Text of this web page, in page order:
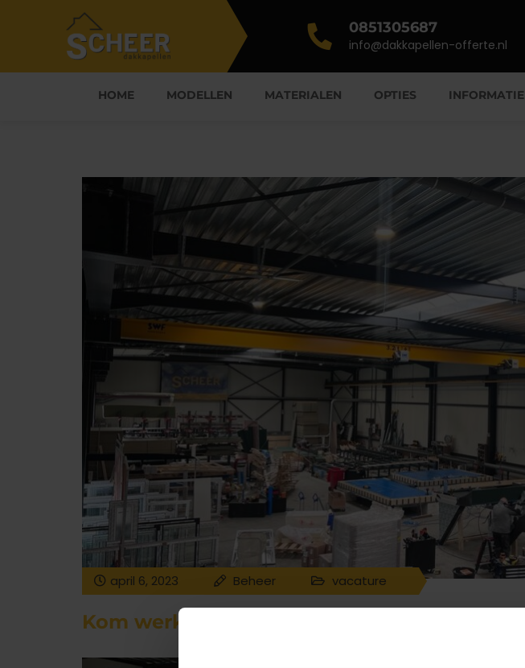
0851305687
info@dakkapellen-offerte.nl
HOME MODELLEN MATERIALEN OPTIES INFORMATIE
april 6, 2023 Beheer vacature
Kom werken bij Scheer Dakkapellen